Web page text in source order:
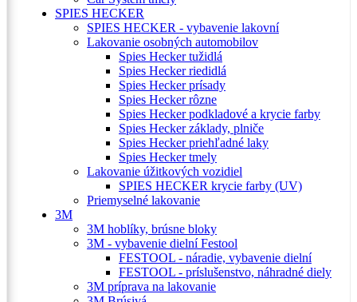
SPIES HECKER
SPIES HECKER - vybavenie lakovní
Lakovanie osobných automobilov
Spies Hecker tužidlá
Spies Hecker riedidlá
Spies Hecker prísady
Spies Hecker rôzne
Spies Hecker podkladové a krycie farby
Spies Hecker základy, plniče
Spies Hecker priehľadné laky
Spies Hecker tmely
Lakovanie úžitkových vozidiel
SPIES HECKER krycie farby (UV)
Priemyselné lakovanie
3M
3M hoblíky, brúsne bloky
3M - vybavenie dielní Festool
FESTOOL - náradie, vybavenie dielní
FESTOOL - príslušenstvo, náhradné diely
3M príprava na lakovanie